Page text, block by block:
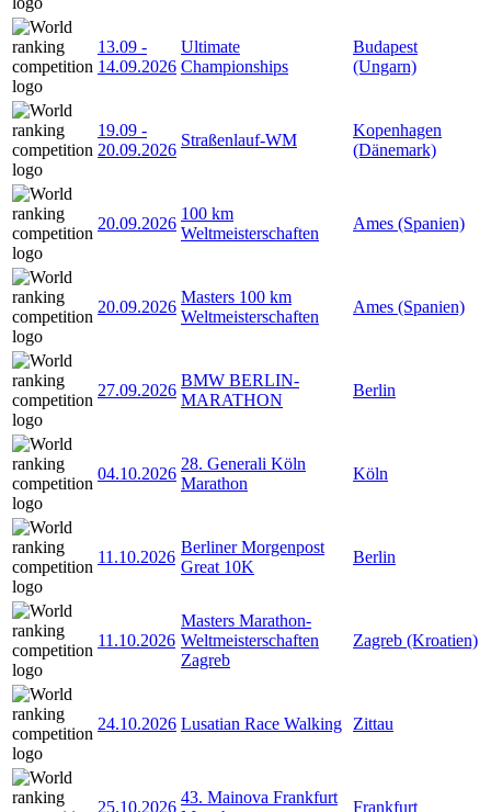
13.09 -
14.09.2026
Ultimate
Championships
Budapest
(Ungarn)
19.09 -
20.09.2026
Straßenlauf-WM
Kopenhagen
(Dänemark)
20.09.2026
100 km
Weltmeisterschaften
Ames (Spanien)
20.09.2026
Masters 100 km
Weltmeisterschaften
Ames (Spanien)
27.09.2026
BMW BERLIN-
MARATHON
Berlin
04.10.2026
28. Generali Köln
Marathon
Köln
11.10.2026
Berliner Morgenpost
Great 10K
Berlin
11.10.2026
Masters Marathon-
Weltmeisterschaften
Zagreb
Zagreb (Kroatien)
24.10.2026 Lusatian Race Walking Zittau
25.10.2026
43. Mainova Frankfurt
Frankfurt